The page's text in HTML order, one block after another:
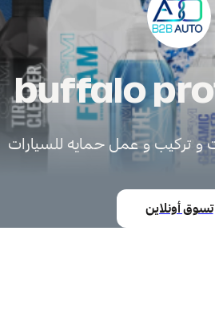
buffalo
و تركيب و عمل حمايه للسيارات
تسوق أونلاين